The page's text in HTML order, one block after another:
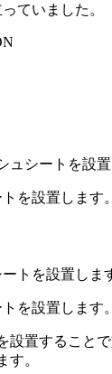
ていました。
を設置します。
を設置します。